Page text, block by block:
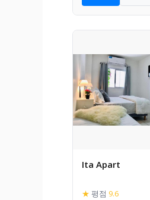
Ita Apart
★ 평점 9.6